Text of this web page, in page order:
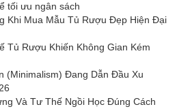
tối ưu ngân sách
Khi Mua Mẫu Tủ Rượu Đẹp Hiện Đại
Tủ Rượu Khiến Không Gian Kém
(Minimalism) Đang Dẫn Đầu Xu
Và Tư Thế Ngồi Học Đúng Cách